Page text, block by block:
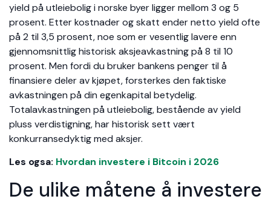
yield på utleiebolig i norske byer ligger mellom 3 og 5
prosent. Etter kostnader og skatt ender netto yield ofte
på 2 til 3,5 prosent, noe som er vesentlig lavere enn
gjennomsnittlig historisk aksjeavkastning på 8 til 10
prosent. Men fordi du bruker bankens penger til å
finansiere deler av kjøpet, forsterkes den faktiske
avkastningen på din egenkapital betydelig.
Totalavkastningen på utleiebolig, bestående av yield
pluss verdistigning, har historisk sett vært
konkurransedyktig med aksjer.
Les ogsa: Hvordan investere i Bitcoin i 2026
De ulike måtene å investere